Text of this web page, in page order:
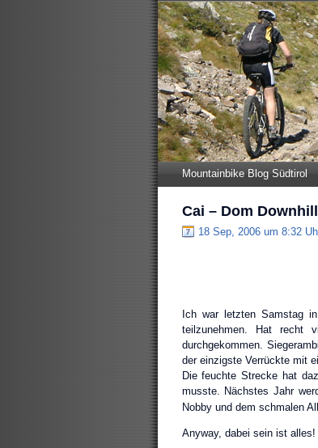
Mountainbike Blog Südtirol
Cai – Dom
18 Sep, 2006 um 8:32
Ich war letzten Samstag
teilzunehmen. Hat recht
durchgekommen.
der einzigste Verrückte mit
Die feuchte Strecke hat
musste. Nächstes Jahr
Nobby und dem schmalen
Anyway, dabei sein ist alles!